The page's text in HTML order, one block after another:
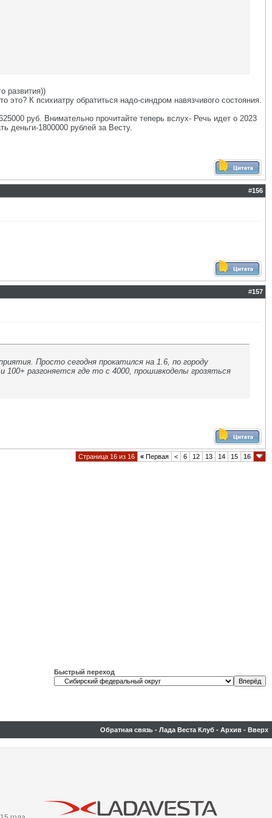
развития))
К психиатру обратиться надо-синдром навязчивого состояния.
руб. Внимательно прочитайте теперь вслух- Речь идет о 2023
деньги-1800000 рублей за Весту.
#156
#157
Просто сегодня прокатился на 1.6, по городу
100+ разгоняется где то с 4000, прошивкоделы грозяться
Страница 16 из 16 « Первая < 6 12 13 14 15 16
Быстрый переход
Обратная связь - Лада Веста Клуб - Архив - Вверх